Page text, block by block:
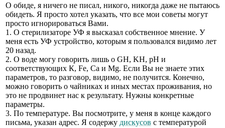
О обиде, я ничего не писал, никого, никогда даже не пытаюсь
обидеть. Я просто хотел указать, что все мои советы могут
просто игнорироваться Вами.
1. О стерилизаторе УФ я высказал собственное мнение. У
меня есть УФ устройство, которым я пользовался видимо лет
20 назад.
2. О воде могу говорить лишь о GH, KH, pH и
соответствующих К, Fe, Ca и Mg. Если Вы не знаете этих
параметров, то разговор, видимо, не получится. Конечно,
можно говорить о чайниках и иных местах проживания, но
это не продвинет нас к результату. Нужны конкретные
параметры.
3. По температуре. Вы посмотрите, у меня в конце каждого
письма, указан адрес. Я содержу дискусов с температурой